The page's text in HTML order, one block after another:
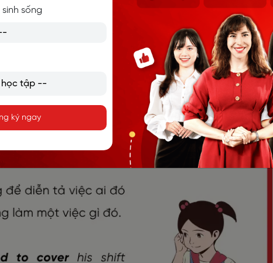
while he was recovering from the flu. (Đồng nghiệp của anh
đang hồi phục sau cơn cúm.)
food to families affected by the flood. (Các tình nguyện viên đã
gia đình bị ảnh hưởng bởi lũ lụt.)
sống
ký ngay